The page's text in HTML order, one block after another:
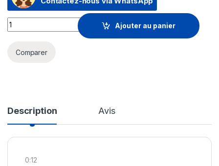
HP Smart Tank 582 Imprimante multifonction à réservoirs
Ajouter au panier
Comparer
Description Avis
0:12